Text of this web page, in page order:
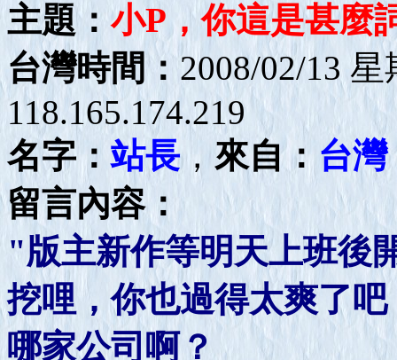
主題：小P，你這是甚麼
台灣時間：2008/02/13
118.165.174.219
名字：站長， 來自： 台灣
留言內容：
"版主新作等明天上班後
挖哩，你也過得太爽了吧
哪家公司啊？